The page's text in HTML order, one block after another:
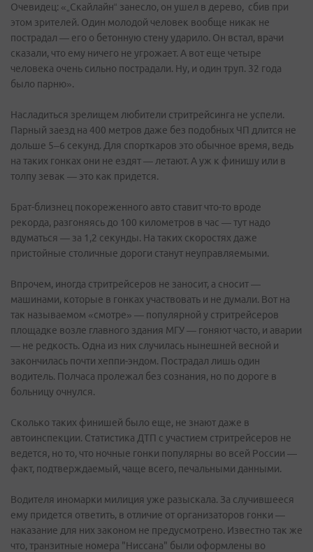
Очевидец: «„Скайлайн“ занесло, он ушел в дерево, сбив при
этом зрителей. Один молодой человек вообще никак не
пострадал — его о бетонную стену ударило. Он встал, врачи
сказали, что ему ничего не угрожает. А вот еще четыре
человека очень сильно пострадали. Ну, и один труп. 32 года
было парню».
Насладиться зрелищем любители стритрейсинга не успели.
Парный заезд на 400 метров даже без подобных ЧП длится не
дольше 5–6 секунд. Для спорткаров это обычное время, ведь
на таких гонках они не ездят — летают. А уж к финишу или в
толпу зевак — это как придется.
Брат-близнец покореженного авто ставит что-то вроде
рекорда, разгоняясь до 100 километров в час — тут надо
вдуматься — за 1,2 секунды. На таких скоростях даже
пристойные столичные дороги станут неуправляемыми.
Впрочем, иногда стритрейсеров не заносит, а сносит —
машинами, которые в гонках участвовать и не думали. Вот на
так называемом «смотре» — популярной у стритрейсеров
площадке возле главного здания МГУ — гоняют часто, и аварии
— не редкость. Одна из них случилась нынешней весной и
закончилась почти хеппи-эндом. Пострадал лишь один
водитель. Полчаса пролежал без сознания, но по дороге в
больницу очнулся.
Сколько таких финишей было еще, не знают даже в
автоинспекции. Статистика ДТП с участием стритрейсеров не
ведется, но то, что ночные гонки популярны во всей России —
факт, подтверждаемый, чаще всего, печальными данными.
Водителя иномарки милиция уже разыскала. За случившееся
ему придется ответить, в отличие от организаторов гонки —
наказание для них законом не предусмотрено. Известно так же
что, транзитные номера "Ниссана" были оформлены во